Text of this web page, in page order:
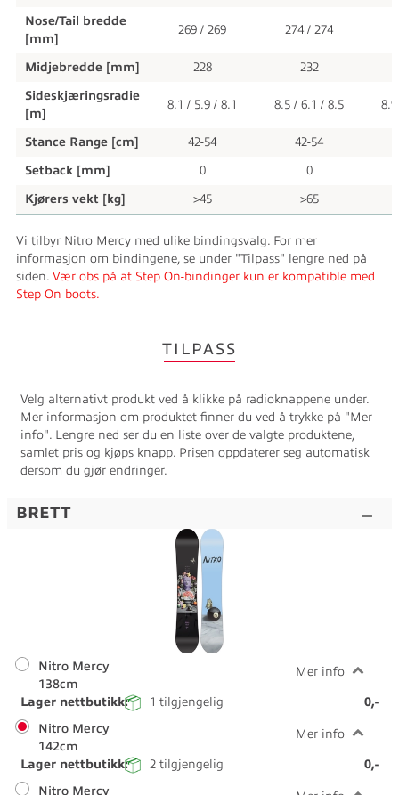
Nose/Tail bredde
[mm]
269 / 269 274 / 274
Midjebredde [mm] 228 232
Sideskjæringsradie
[m]
8.1 / 5.9 / 8.1 8.5 / 6.1 / 8.5
Stance Range [cm] 42-54 42-54
Setback [mm] 0 0
Kjørers vekt [kg] >45 >65
Vi tilbyr Nitro Mercy med ulike bindingsvalg. For mer
informasjon om bindingene, se under "Tilpass" lengre ned på
siden. Vær obs på at Step On-bindinger kun er kompatible med
Step On boots.
TILPASS
Velg alternativt produkt ved å klikke på radioknappene under.
Mer informasjon om produktet finner du ved å trykke på "Mer
info". Lengre ned ser du en liste over de valgte produktene,
samlet pris og kjøps knapp. Prisen oppdaterer seg automatisk
dersom du gjør endringer.
BRETT
Nitro Mercy
138cm
Mer info
Lager nettbutikk: 1 tilgjengelig
0,-
Nitro Mercy
142cm
Mer info
Lager nettbutikk: 2 tilgjengelig
0,-
Nitro Mercy